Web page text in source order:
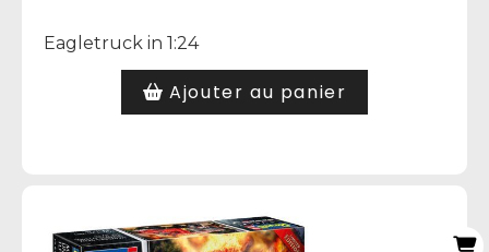
Eagletruck in 1:24
Ajouter au panier